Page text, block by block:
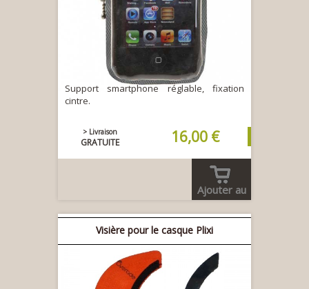
Support smartphone réglable, fixation
cintre.
> Livraison
GRATUITE 16,00 €
Ajouter au
panier
Visière pour le casque Plixi